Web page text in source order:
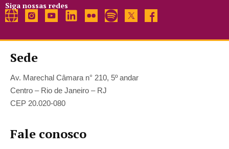
Siga nossas redes
Sede
Av. Marechal Câmara n° 210, 5º andar
Centro – Rio de Janeiro – RJ
CEP 20.020-080
Fale conosco